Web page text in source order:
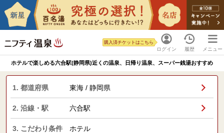
ログイン
購入済チケットはこちら
履歴 メニュー
ホテルで楽しめる六合駅(静岡県)近くの温泉、日帰り温泉、スーパー銭湯おすすめ
1. 都道府県 東海 / 静岡県
2. 沿線・駅 六合駅
3. こだわり条件 ホテル